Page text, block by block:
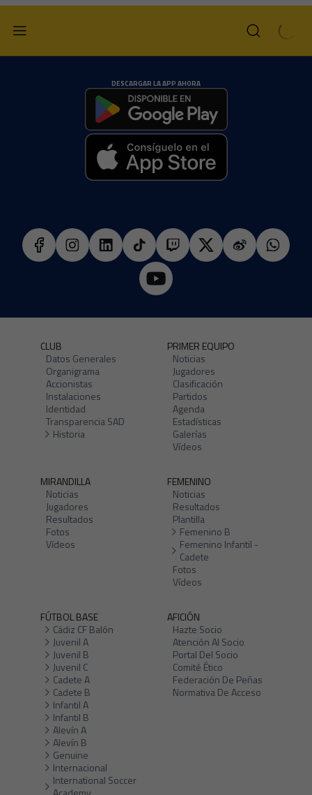
DESCARGAR LA APP AHORA
CLUB
Datos Generales
Organigrama
Accionistas
Instalaciones
Identidad
Transparencia SAD
Historia
PRIMER EQUIPO
Noticias
Jugadores
Clasificación
Partidos
Agenda
Estadísticas
Galerías
Vídeos
MIRANDILLA
Noticias
Jugadores
Resultados
Fotos
Vídeos
FEMENINO
Noticias
Resultados
Plantilla
Femenino B
Femenino Infantil -
Cadete
Fotos
Vídeos
FÚTBOL BASE
Cádiz CF Balón
Juvenil A
Juvenil B
Juvenil C
Cadete A
Cadete B
Infantil A
Infantil B
Alevín A
Alevín B
Genuine
Internacional
International Soccer
AFICIÓN
Hazte Socio
Atención Al Socio
Portal Del Socio
Comité Ético
Federación De Peñas
Normativa De Acceso